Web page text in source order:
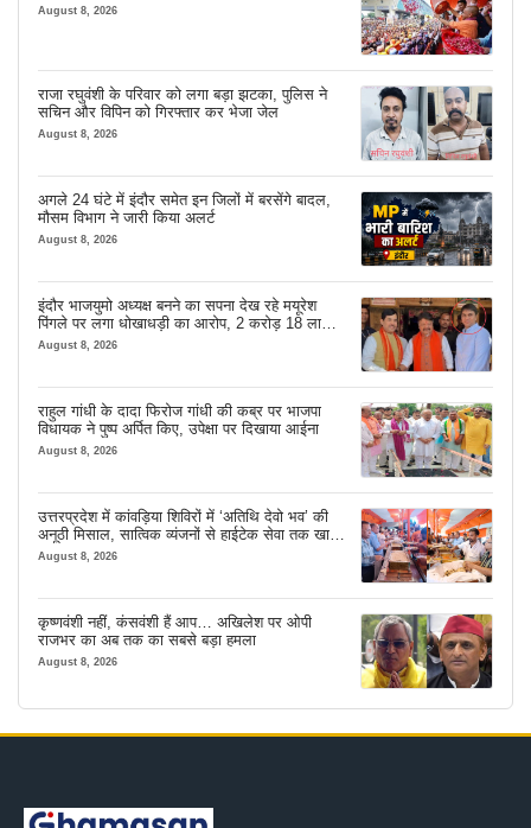
August 8, 2026
राजा रघुवंशी के परिवार को लगा बड़ा झटका, पुलिस ने
सचिन और विपिन को गिरफ्तार कर भेजा जेल
August 8, 2026
अगले 24 घंटे में इंदौर समेत इन जिलों में बरसेंगे बादल,
मौसम विभाग ने जारी किया अलर्ट
August 8, 2026
इंदौर भाजयुमो अध्यक्ष बनने का सपना देख रहे मयूरेश
पिंगले पर लगा धोखाधड़ी का आरोप, 2 करोड़ 18 लाख
लेने के बाद भी नहीं दिया जमीन का कब्जा
August 8, 2026
राहुल गांधी के दादा फिरोज गांधी की कब्र पर भाजपा
विधायक ने पुष्प अर्पित किए, उपेक्षा पर दिखाया आईना
August 8, 2026
उत्तरप्रदेश में कांवड़िया शिविरों में ‘अतिथि देवो भव’ की
अनूठी मिसाल, सात्विक व्यंजनों से हाईटेक सेवा तक खास
इंतजाम
August 8, 2026
कृष्णवंशी नहीं, कंसवंशी हैं आप… अखिलेश पर ओपी
राजभर का अब तक का सबसे बड़ा हमला
August 8, 2026